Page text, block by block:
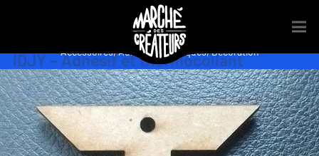
IDJY – Adhésif et thermocollant
Accessoires,Adhésifs,Boutiques,Décoration